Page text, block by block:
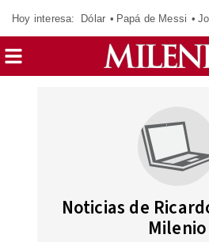
Hoy interesa: Dólar Papá de Messi
Noticias de
Milenio